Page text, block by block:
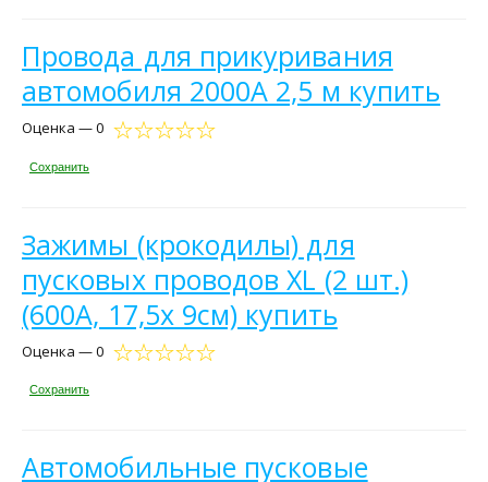
Провода для прикуривания
автомобиля 2000А 2,5 м купить
Оценка — 0
Сохранить
Зажимы (крокодилы) для
пусковых проводов XL (2 шт.)
(600А, 17,5х 9см) купить
Оценка — 0
Сохранить
Автомобильные пусковые